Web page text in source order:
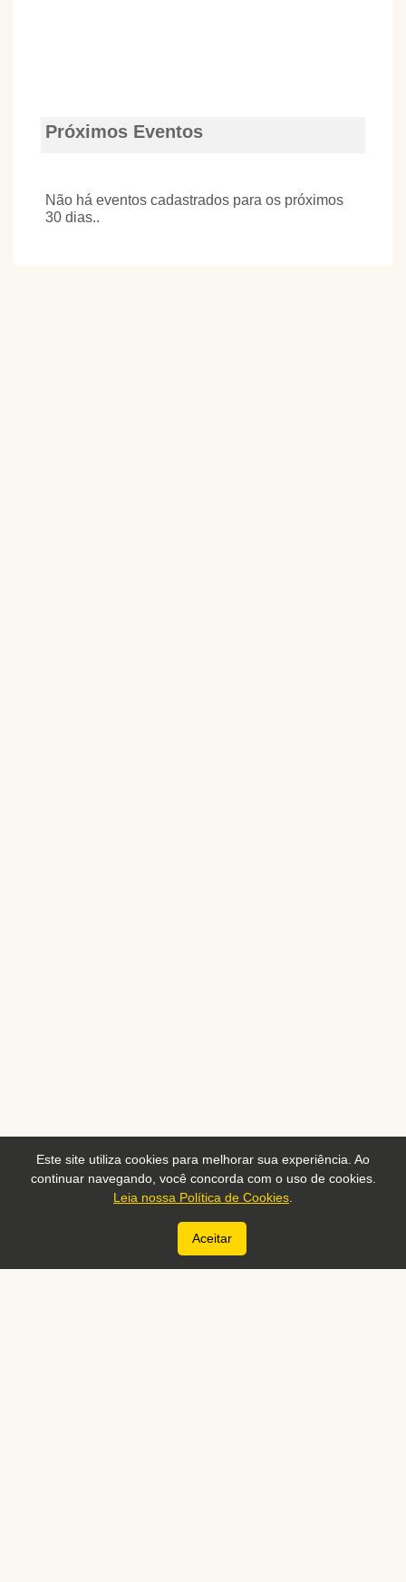
Este site utiliza cookies para melhorar sua experiência. Ao
continuar navegando, você concorda com o uso de cookies.
Leia nossa Política de Cookies
Aceitar
Próximos Eventos
Não há eventos cadastrados para os próximos
30 dias..